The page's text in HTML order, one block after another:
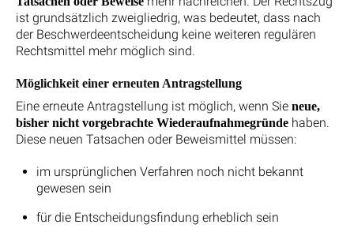
ist grundsätzlich zweigliedrig, was bedeutet, dass nach
der Beschwerdeentscheidung keine weiteren regulären
Rechtsmittel mehr möglich sind.
Möglichkeit einer erneuten Antragstellung
Eine erneute Antragstellung ist möglich, wenn Sie neue,
bisher nicht vorgebrachte Wiederaufnahmegründe haben.
Diese neuen Tatsachen oder Beweismittel müssen:
im ursprünglichen Verfahren noch nicht bekannt
gewesen sein
für die Entscheidungsfindung erheblich sein